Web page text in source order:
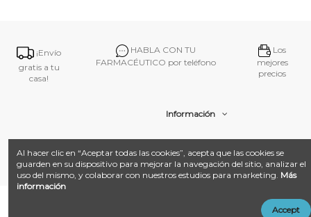
¡Envío
gratis a tu
casa!
HABLA CON TU
FARMACÉUTICO por teléfono
Los
mejores
precios
Información
Desarrollado con ❤️ por
LandM + Datacom
Al hacer clic en “Aceptar todas las cookies”, acepta que las cookies se
guarden en su dispositivo para mejorar la navegación del sitio, analizar el
uso del mismo, y colaborar con nuestros estudios para marketing. Más
información
Accept